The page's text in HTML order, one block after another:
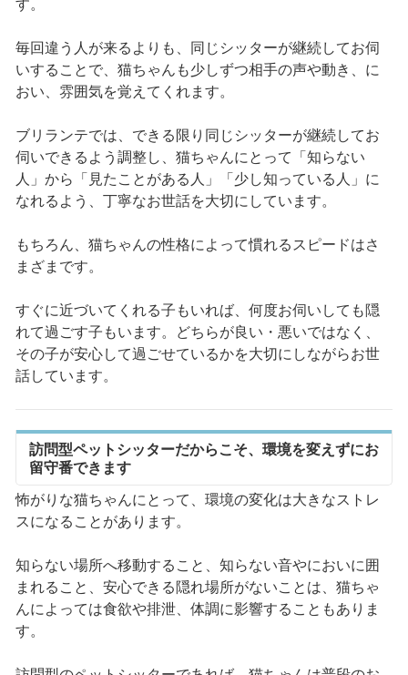
す。
毎回違う人が来るよりも、同じシッターが継続してお伺
いすることで、猫ちゃんも少しずつ相手の声や動き、に
おい、雰囲気を覚えてくれます。
ブリランテでは、できる限り同じシッターが継続してお
伺いできるよう調整し、猫ちゃんにとって「知らない
人」から「見たことがある人」「少し知っている人」に
なれるよう、丁寧なお世話を大切にしています。
もちろん、猫ちゃんの性格によって慣れるスピードはさ
まざまです。
すぐに近づいてくれる子もいれば、何度お伺いしても隠
れて過ごす子もいます。どちらが良い・悪いではなく、
その子が安心して過ごせているかを大切にしながらお世
話しています。
訪問型ペットシッターだからこそ、環境を変えずにお
留守番できます
怖がりな猫ちゃんにとって、環境の変化は大きなストレ
スになることがあります。
知らない場所へ移動すること、知らない音やにおいに囲
まれること、安心できる隠れ場所がないことは、猫ちゃ
んによっては食欲や排泄、体調に影響することもありま
す。